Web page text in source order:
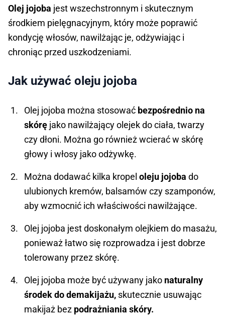
Olej jojoba jest wszechstronnym i skutecznym
środkiem pielęgnacyjnym, który może poprawić
kondycję włosów, nawilżając je, odżywiając i
chroniąc przed uszkodzeniami.
Jak używać oleju jojoba
Olej jojoba można stosować bezpośrednio na
skórę jako nawilżający olejek do ciała, twarzy
czy dłoni. Można go również wcierać w skórę
głowy i włosy jako odżywkę.
Można dodawać kilka kropel oleju jojoba do
ulubionych kremów, balsamów czy szamponów,
aby wzmocnić ich właściwości nawilżające.
Olej jojoba jest doskonałym olejkiem do masażu,
ponieważ łatwo się rozprowadza i jest dobrze
tolerowany przez skórę.
Olej jojoba może być używany jako naturalny
środek do demakijażu, skutecznie usuwając
makijaż bez podrażniania skóry.